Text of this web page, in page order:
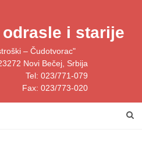
odrasle i starije
– Čudotvorac"
Novi Bečej, Srbija
Tel: 023/771-079
Fax: 023/773-020